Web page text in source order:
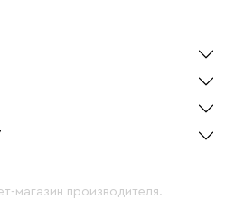
магазин производителя.